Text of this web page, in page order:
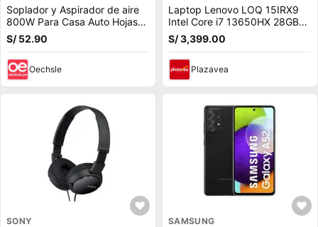
Soplador y Aspirador de aire
800W Para Casa Auto Hojas
Jardin
S/ 52.90
Oechsle
Laptop Lenovo LOQ 15IRX9
Intel Core i7 13650HX 28GB
RAM 512GB SSD 6GB RTX
3050 15.6 FHD
83DV00FHLM28
S/ 3,399.00
Plazavea
SONY SAMSUNG